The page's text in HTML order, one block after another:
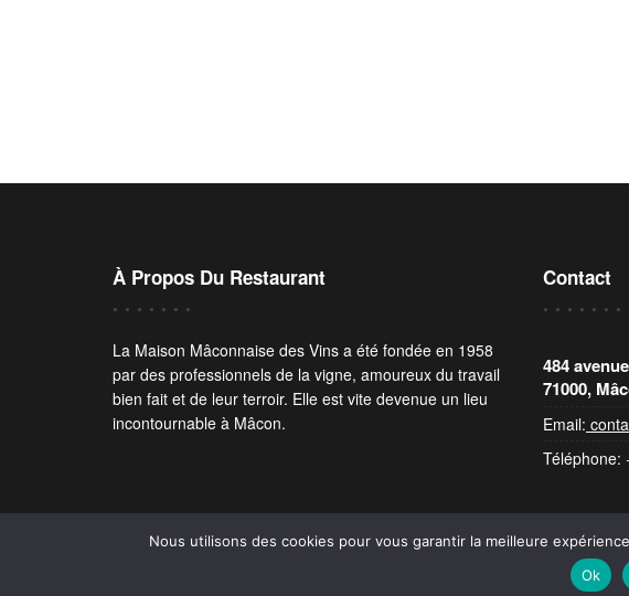
À Propos Du Restaurant
La Maison Mâconnaise des Vins a été fondée en 1958
par des professionnels de la vigne, amoureux du travail
bien fait et de leur terroir. Elle est vite devenue un lieu
incontournable à Mâcon.
Contact
484
71000,
Email:
Téléphone:
Nous utilisons des cookies pour vous garantir la meilleure
Ok